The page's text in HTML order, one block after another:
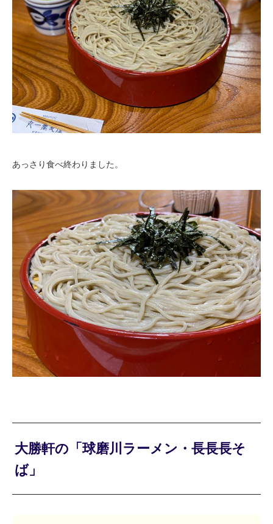
あっさり食べ終わりました。
大勝軒の「球磨川ラーメン・長長長そ
ば」